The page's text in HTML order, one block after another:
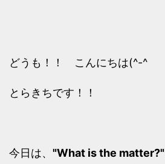
どうも！！ こんにちは(^-^ゞ
とらきちです！！
今日は、 "What is the matter?"